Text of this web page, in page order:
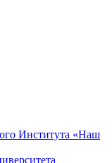
Института «Наш